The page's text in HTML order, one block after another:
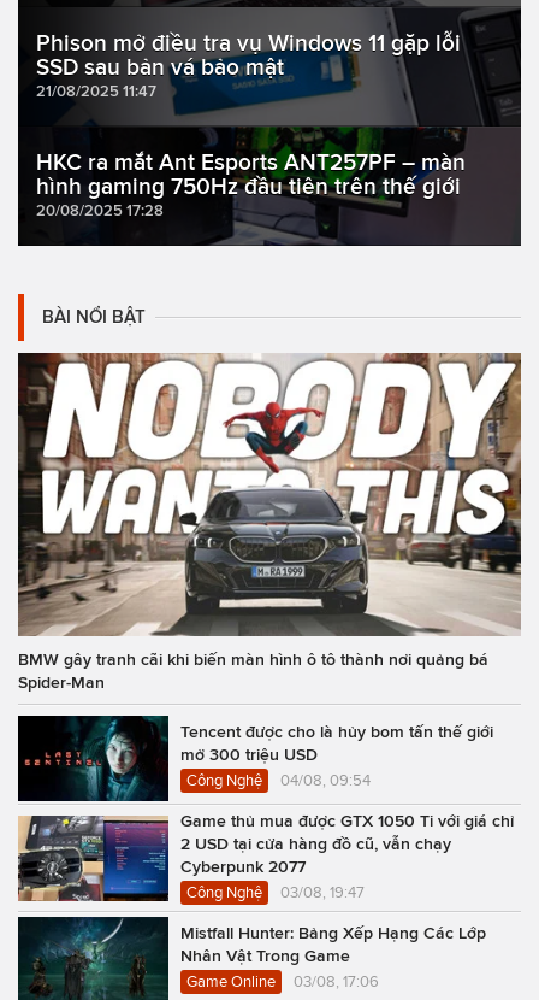
Phison mở điều tra vụ Windows 11 gặp lỗi
SSD sau bản vá bảo mật
21/08/2025 11:47
HKC ra mắt Ant Esports ANT257PF – màn
hình gaming 750Hz đầu tiên trên thế giới
20/08/2025 17:28
BÀI NỔI BẬT
BMW gây tranh cãi khi biến màn hình ô tô thành nơi quảng bá
Spider-Man
Tencent được cho là hủy bom tấn thế giới
mở 300 triệu USD
Công Nghệ 04/08, 09:54
Game thủ mua được GTX 1050 Ti với giá chỉ
2 USD tại cửa hàng đồ cũ, vẫn chạy
Cyberpunk 2077
Công Nghệ 03/08, 19:47
Mistfall Hunter: Bảng Xếp Hạng Các Lớp
Nhân Vật Trong Game
Game Online 03/08, 17:06